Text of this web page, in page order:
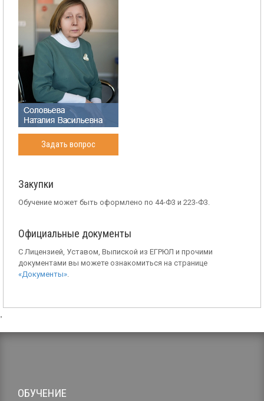
Задать вопрос
Закупки
Обучение может быть оформлено по 44-Ф3 и 223-Ф3.
Официальные документы
С Лицензией, Уставом, Выпиской из ЕГРЮЛ и прочими
документами вы можете ознакомиться на странице
«Документы».
ОБУЧЕНИЕ